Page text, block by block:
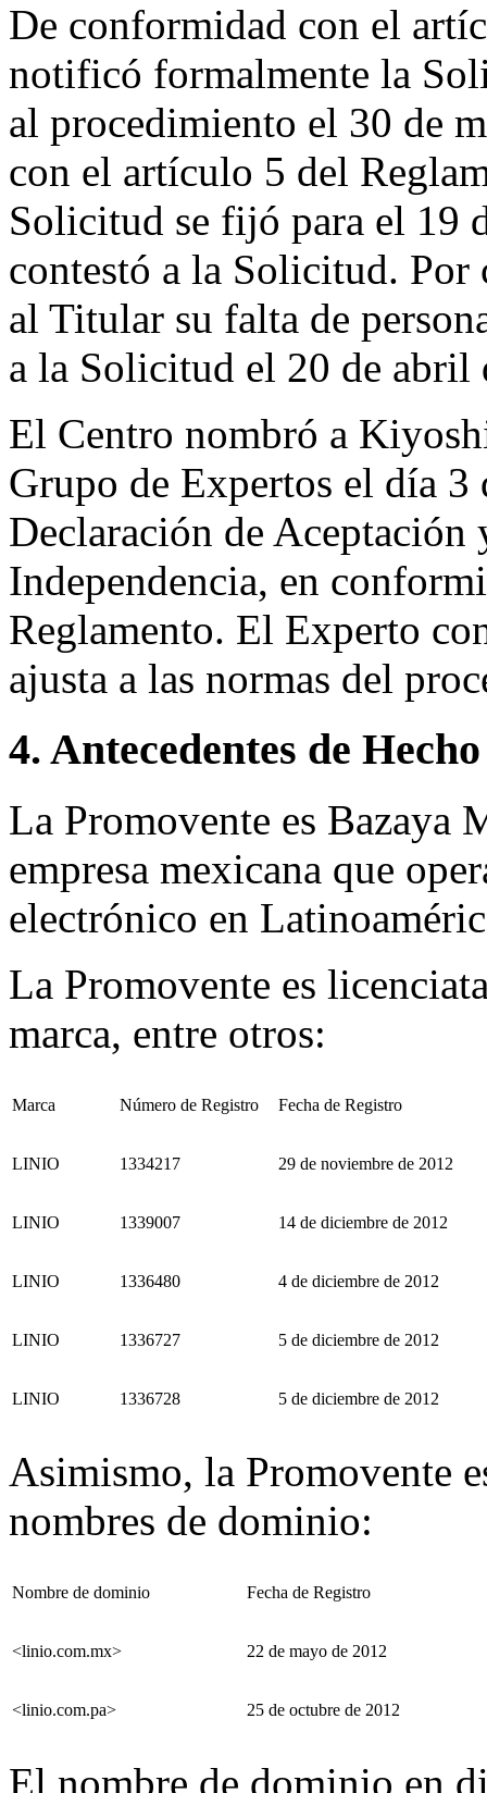
De conformidad con el
notificó formalmente la
al procedimiento el 30 de
con el artículo 5 del
Solicitud se fijó para el 19
contestó a la Solicitud.
al Titular su falta de
a la Solicitud el 20 de abril
El Centro nombró a
Grupo de Expertos el día
Declaración de Aceptación
Independencia, en
Reglamento. El Experto
ajusta a las normas del
4. Antecedentes de Hecho
La Promovente es Bazaya
empresa mexicana que
electrónico en
La Promovente es
marca, entre otros:
Marca Número de Registro Fecha de Registro
LINIO 1334217 29 de noviembre de 2012
LINIO 1339007 14 de diciembre de 2012
LINIO 1336480 4 de diciembre de 2012
LINIO 1336727 5 de diciembre de 2012
LINIO 1336728 5 de diciembre de 2012
Asimismo, la Promovente
nombres de dominio:
Nombre de dominio Fecha de Registro
<linio.com.mx> 22 de mayo de 2012
<linio.com.pa> 25 de octubre de 2012
El nombre de dominio en